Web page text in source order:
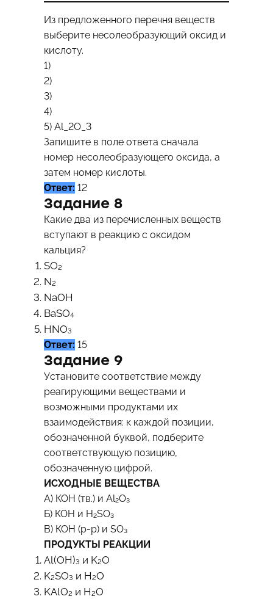
Из предложенного перечня веществ
выберите несолеобразующий оксид и
кислоту.
1)
2)
3)
4)
5) Al_2O_3
Запишите в поле ответа сначала
номер несолеобразующего оксида, а
затем номер кислоты.
Ответ: 12
Задание 8
Какие два из перечисленных веществ
вступают в реакцию с оксидом
кальция?
SO₂
N₂
NaOH
BaSO₄
HNO₃
Ответ: 15
Задание 9
Установите соответствие между
реагирующими веществами и
возможными продуктами их
взаимодействия: к каждой позиции,
обозначенной буквой, подберите
соответствующую позицию,
обозначенную цифрой.
ИСХОДНЫЕ ВЕЩЕСТВА
А) КОН (тв.) и Al₂O₃
Б) КОН и H₂SO₃
В) КОН (р-р) и SO₃
ПРОДУКТЫ РЕАКЦИИ
Al(OH)₃ и K₂O
K₂SO₃ и H₂O
KAlO₂ и H₂O